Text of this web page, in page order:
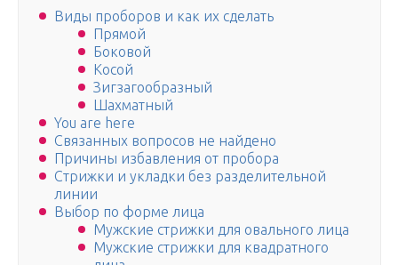
Виды проборов и как их сделать
Прямой
Боковой
Косой
Зигзагообразный
Шахматный
You are here
Связанных вопросов не найдено
Причины избавления от пробора
Стрижки и укладки без разделительной
линии
Выбор по форме лица
Мужские стрижки для овального лица
Мужские стрижки для квадратного